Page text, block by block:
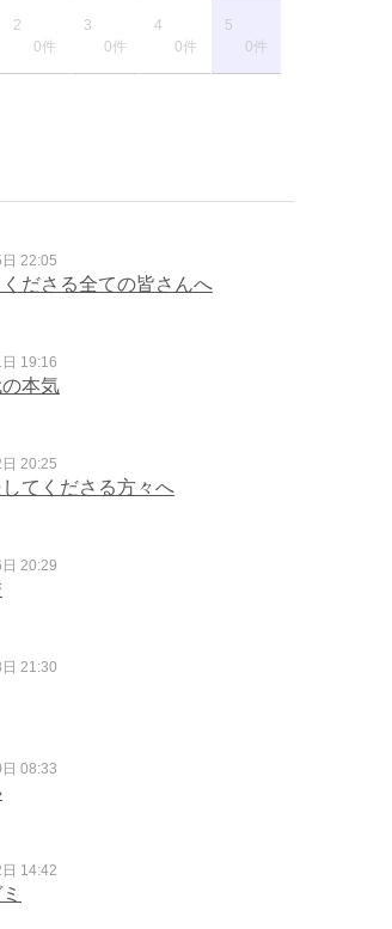
2
0件
3
0件
4
0件
5
0件
ださる全ての皆さんへ
22:05
本気
19:16
てくださる方々へ
20:25
20:29
21:30
08:33
14:42